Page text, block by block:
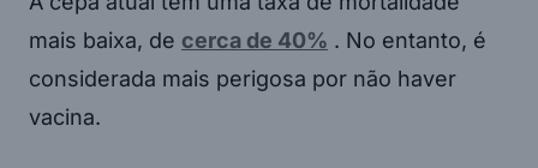
mais baixa, de cerca de 40% . No entanto, é
considerada mais perigosa por não haver
vacina.